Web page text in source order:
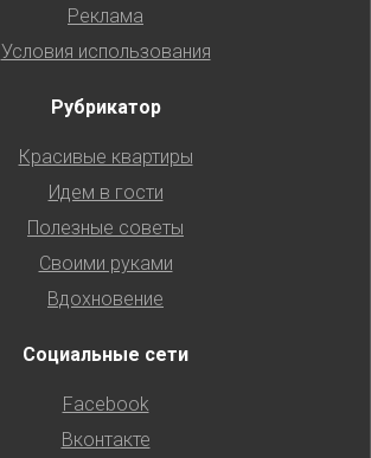
Реклама
Условия использования
Рубрикатор
Красивые квартиры
Идем в гости
Полезные советы
Своими руками
Вдохновение
Социальные сети
Facebook
Вконтакте